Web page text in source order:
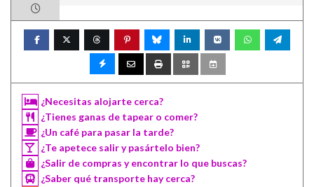
¿Necesitas alojarte cerca?
¿Tienes ganas de tapear o comer?
¿Un café para pasar la tarde?
¿Te apetece salir y pasártelo bien?
¿Salir de compras y encontrar lo que buscas?
¿Saber qué transporte hay cerca?